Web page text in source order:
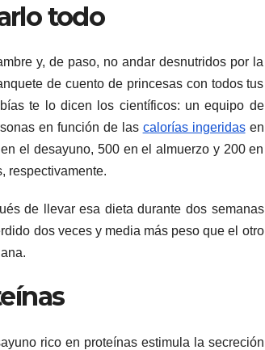
todo
y, de paso, no andar desnutridos por la
de cuento de princesas con todos tus
te lo dicen los científicos: un equipo de
en función de las calorías ingeridasen
el desayuno, 500 en el almuerzo y 200 en
respectivamente.
de llevar esa dieta durante dos semanas
dos veces y media más peso que el otro
rico en proteínas estimula la secreción